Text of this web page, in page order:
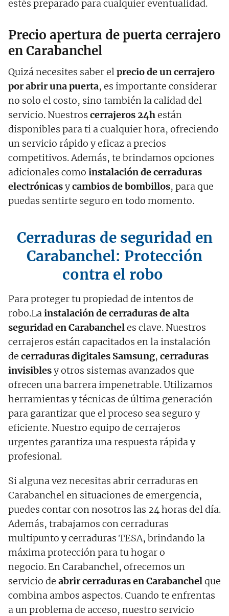
estés preparado para cualquier eventualidad.
Precio apertura de puerta cerrajero
en Carabanchel
Quizá necesites saber elprecio de un cerrajero
por abrir una puerta, es importante considerar
no solo el costo, sino también la calidad del
servicio. Nuestros cerrajeros 24hestán
disponibles para ti a cualquier hora, ofreciendo
un servicio rápido y eficaz a precios
competitivos. Además, te brindamos opciones
adicionales como instalación de cerraduras
electrónicasycambios de bombillos, para que
puedas sentirte seguro en todo momento.
Cerraduras de seguridad en
Carabanchel: Protección
contra el robo
Para proteger tu propiedad de intentos de
robo.Lainstalación de cerraduras de alta
seguridad en Carabancheles clave. Nuestros
cerrajeros están capacitados en la instalación
de cerraduras digitales Samsung, cerraduras
invisiblesy otros sistemas avanzados que
ofrecen una barrera impenetrable. Utilizamos
herramientas y técnicas de última generación
para garantizar que el proceso sea seguro y
eficiente. Nuestro equipo de cerrajeros
urgentes garantiza una respuesta rápida y
profesional.
Si alguna vez necesitas abrir cerraduras en
Carabanchel en situaciones de emergencia,
puedes contar con nosotros las 24 horas del día.
Además, trabajamos con cerraduras
multipunto y cerraduras TESA, brindando la
máxima protección para tu hogar o
negocio. En Carabanchel, ofrecemos un
servicio de abrir cerraduras en Carabanchelque
combina ambos aspectos. Cuando te enfrentas
a un problema de acceso, nuestro servicio